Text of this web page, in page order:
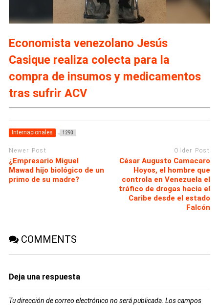
Economista venezolano Jesús
Casique realiza colecta para la
compra de insumos y medicamentos
tras sufrir ACV
Internacionales 1293
Newer Post
¿Empresario Miguel
Mawad hijo biológico de un
primo de su madre?
Older Post
César Augusto Camacaro
Hoyos, el hombre que
controla en Venezuela el
tráfico de drogas hacia el
Caribe desde el estado
Falcón
COMMENTS
Deja una respuesta
Tu dirección de correo electrónico no será publicada. Los campos